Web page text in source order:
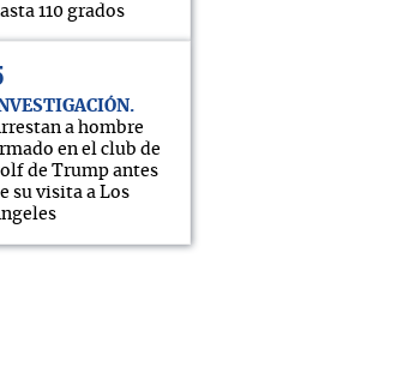
110 grados
a hombre
en el club de
de Trump antes
su visita a Los